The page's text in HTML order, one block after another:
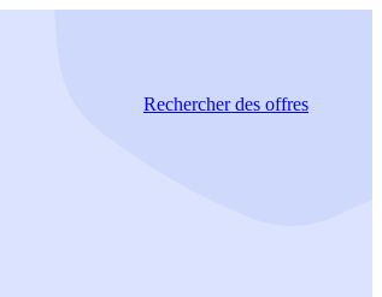
Rechercherdes offres